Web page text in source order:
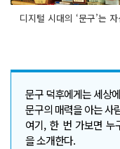
디지털 시대의 ‘문구’는
문구 덕후에게는 세상
문구의 매력을 아는 사
여기, 한 번 가보면 누
을 소개한다.